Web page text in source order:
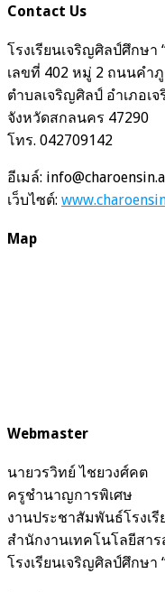
Contact Us
โรงเรียนเจริญศิลป์ศึกษ
เลขที่ 402 หมู่ 2 ถนนคำ
ตำบลเจริญศิลป์ อำเภอเ
จังหวัดสกลนคร 47290
โทร. 042709142
อีเมล์:
เว็บไซต์:
Map
Webmaster
นายวรวิทย์ ไชยวงศ์คต
ครูชำนาญการพิเศษ
งานประชาสัมพันธ์โรงเรี
สำนักงานเทคโนโลยีสาร
โรงเรียนเจริญศิลป์ศึกษ